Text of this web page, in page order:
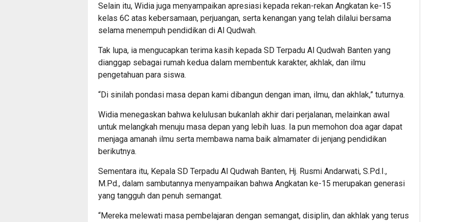
Selain itu, Widia juga menyampaikan apresiasi kepada rekan-rekan Angkatan ke-15
kelas 6C atas kebersamaan, perjuangan, serta kenangan yang telah dilalui bersama
selama menempuh pendidikan di Al Qudwah.
Tak lupa, ia mengucapkan terima kasih kepada SD Terpadu Al Qudwah Banten yang
dianggap sebagai rumah kedua dalam membentuk karakter, akhlak, dan ilmu
pengetahuan para siswa.
“Di sinilah pondasi masa depan kami dibangun dengan iman, ilmu, dan akhlak,” tuturnya.
Widia menegaskan bahwa kelulusan bukanlah akhir dari perjalanan, melainkan awal
untuk melangkah menuju masa depan yang lebih luas. Ia pun memohon doa agar dapat
menjaga amanah ilmu serta membawa nama baik almamater di jenjang pendidikan
berikutnya.
Sementara itu, Kepala SD Terpadu Al Qudwah Banten, Hj. Rusmi Andarwati, S.Pd.I.,
M.Pd., dalam sambutannya menyampaikan bahwa Angkatan ke-15 merupakan generasi
yang tangguh dan penuh semangat.
“Mereka melewati masa pembelajaran dengan semangat, disiplin, dan akhlak yang terus